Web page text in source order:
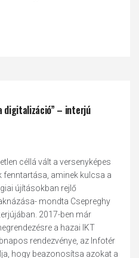
digitalizáció” – interjú
céllá vált a versenyképes
fenntartása, aminek kulcsa a
újításokban rejlő
mondta Csepreghy
2017-ben már
a hazai IKT
rendezvénye, az Infotér
hogy beazonosítsa azokat a